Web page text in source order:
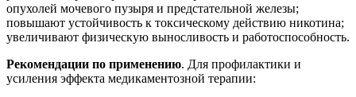
опухолей мочевого пузыря и предстательной железы;
повышают устойчивость к токсическому действию никотина;
увеличивают физическую выносливость и работоспособность.
Рекомендации по применению. Для профилактики и
усиления эффекта медикаментозной терапии: